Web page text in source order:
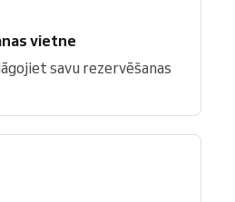
vietne
savu rezervēšanas